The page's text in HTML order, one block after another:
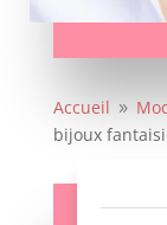
Accueil 9
bijoux